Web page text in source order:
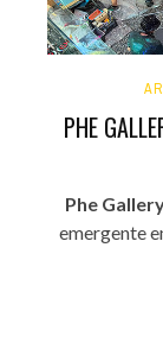
PHE
Phe
emergente